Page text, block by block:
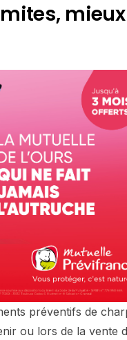
préventifs de
ou lors de la vente